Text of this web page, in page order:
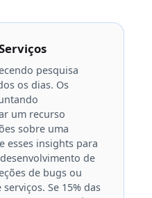
pesquisa
os dias. Os
um recurso
sobre uma
esses insights para
de
de bugs ou
Se 15% das